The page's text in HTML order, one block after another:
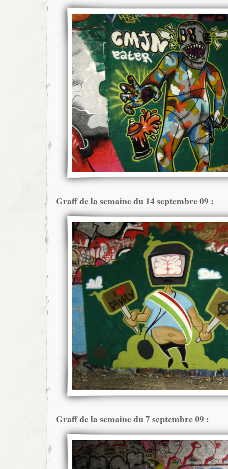
Graff de la semaine du 14 septembre 09 :
Graff de la semaine du 7 septembre 09 :